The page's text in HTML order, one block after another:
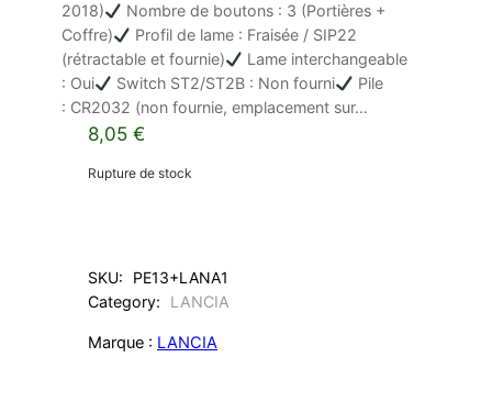
2018)
Nombre de boutons : 3 (Portières +
Coffre)
Profil de lame : Fraisée / SIP22
(rétractable et fournie)
Lame interchangeable
: Oui
Switch ST2/ST2B : Non fourni
Pile
: CR2032 (non fournie, emplacement sur…
8,05 €
Rupture de stock
SKU:
PE13+LANA1
Category:
LANCIA
Marque : LANCIA